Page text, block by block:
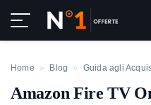
Home » Blog » Guida agli
Amazon Fire TV